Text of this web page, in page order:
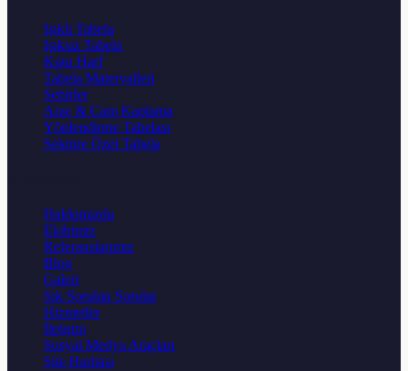
Işıklı Tabela
Işıksız Tabela
Kutu Harf
Tabela Materyalleri
Şehirler
Araç & Cam Kaplama
Yönlendirme Tabelası
Sektöre Özel Tabela
Hakkımızda
Ekibimiz
Referanslarımız
Blog
Galeri
Sık Sorulan Sorular
Hizmetler
İletişim
Sosyal Medya Araçları
Site Haritası